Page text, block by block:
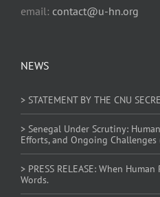
NEWS
> STATEMENT BY THE CNU
> Senegal Under Scrutiny:
Efforts, and Ongoing
> PRESS RELEASE: When
Words.
email: contact@u-hn.org